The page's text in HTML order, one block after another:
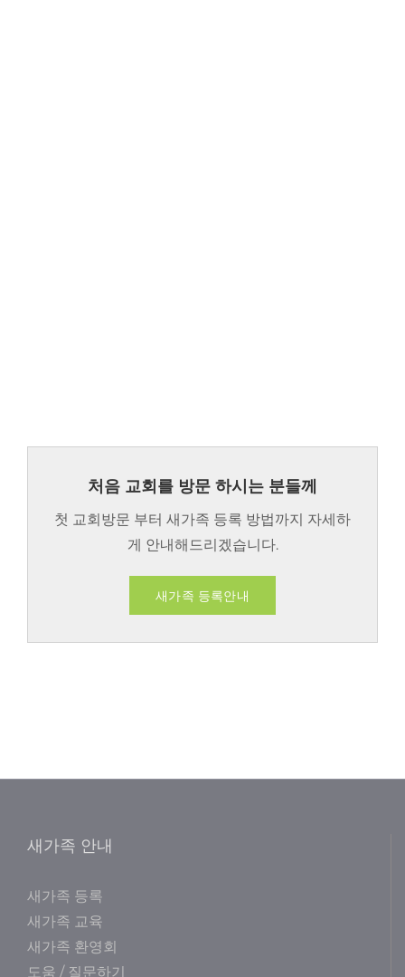
처음 교회를 방문 하시는 분들께
첫 교회방문 부터 새가족 등록 방법까지 자세하
게 안내해드리겠습니다.
새가족 등록안내
새가족 안내
새가족 등록
새가족 교육
새가족 환영회
도움 / 질문하기